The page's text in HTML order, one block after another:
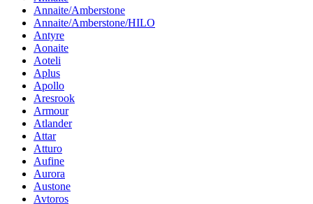
Annaite/Amberstone
Annaite/Amberstone/HILO
Antyre
Aonaite
Aoteli
Aplus
Apollo
Aresrook
Armour
Atlander
Attar
Atturo
Aufine
Aurora
Austone
Avtoros